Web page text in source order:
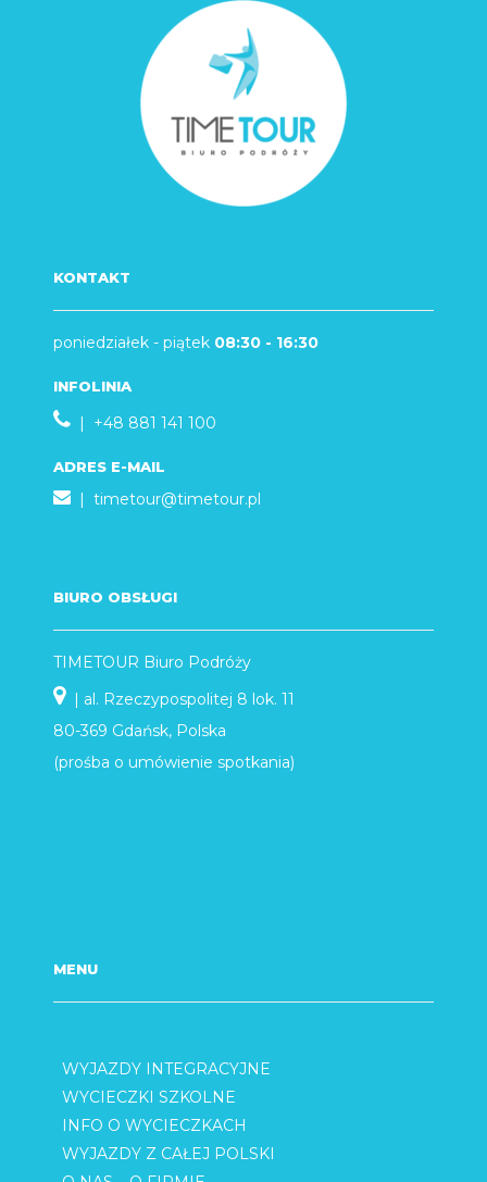
KONTAKT
poniedziałek - piątek 08:30 - 16:30
INFOLINIA
| +48 881 141 100
ADRES E-MAIL
| timetour@timetour.pl
BIURO OBSŁUGI
TIMETOUR Biuro Podróży
| al. Rzeczypospolitej 8 lok. 11
80-369 Gdańsk, Polska
(prośba o umówienie spotkania)
MENU
WYJAZDY INTEGRACYJNE
WYCIECZKI SZKOLNE
INFO O WYCIECZKACH
WYJAZDY Z CAŁEJ POLSKI